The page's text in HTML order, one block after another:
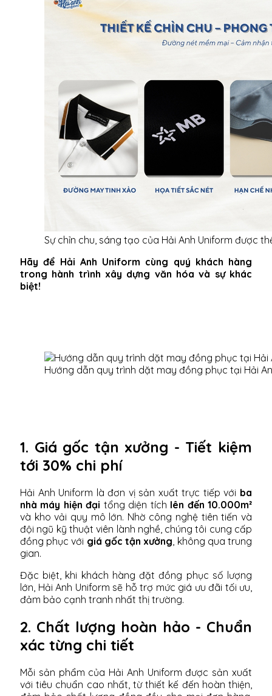
Sự chỉn chu, sáng tạo của Hải Anh Uniform được
Hãy để Hải Anh Uniform cùng quý khách hàng
trong hành trình xây dựng văn hóa và sự khác
biệt!
Hướng dẫn quy trình dặt may đồng phục tại Hải
1. Giá gốc tận xưởng - Tiết kiệm
tới 30% chi phí
Hải Anh Uniform là đơn vị sản xuất trực tiếp với ba
nhà máy hiện đại tổng diện tích lên đến 10.000m²
và kho vải quy mô lớn. Nhờ công nghệ tiên tiến và
đội ngũ kỹ thuật viên lành nghề, chúng tôi cung cấp
đồng phục với giá gốc tận xưởng, không qua trung
gian.
Đặc biệt, khi khách hàng đặt đồng phục số lượng
lớn, Hải Anh Uniform sẽ hỗ trợ mức giá ưu đãi tối ưu,
đảm bảo cạnh tranh nhất thị trường.
2. Chất lượng hoàn hảo - Chuẩn
xác từng chi tiết
Mỗi sản phẩm của Hải Anh Uniform được sản xuất
với tiêu chuẩn cao nhất, từ thiết kế đến hoàn thiện,